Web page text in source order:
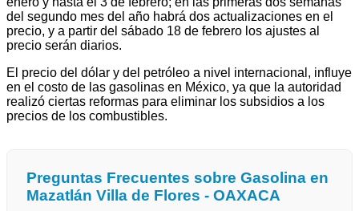
del segundo mes del año habrá dos actualizaciones en el
precio, y a partir del sábado 18 de febrero los ajustes al
precio serán diarios.
El precio del dólar y del petróleo a nivel internacional, influye
en el costo de las gasolinas en México, ya que la autoridad
realizó ciertas reformas para eliminar los subsidios a los
precios de los combustibles.
Preguntas Frecuentes sobre Gasolina en
Mazatlán Villa de Flores - OAXACA